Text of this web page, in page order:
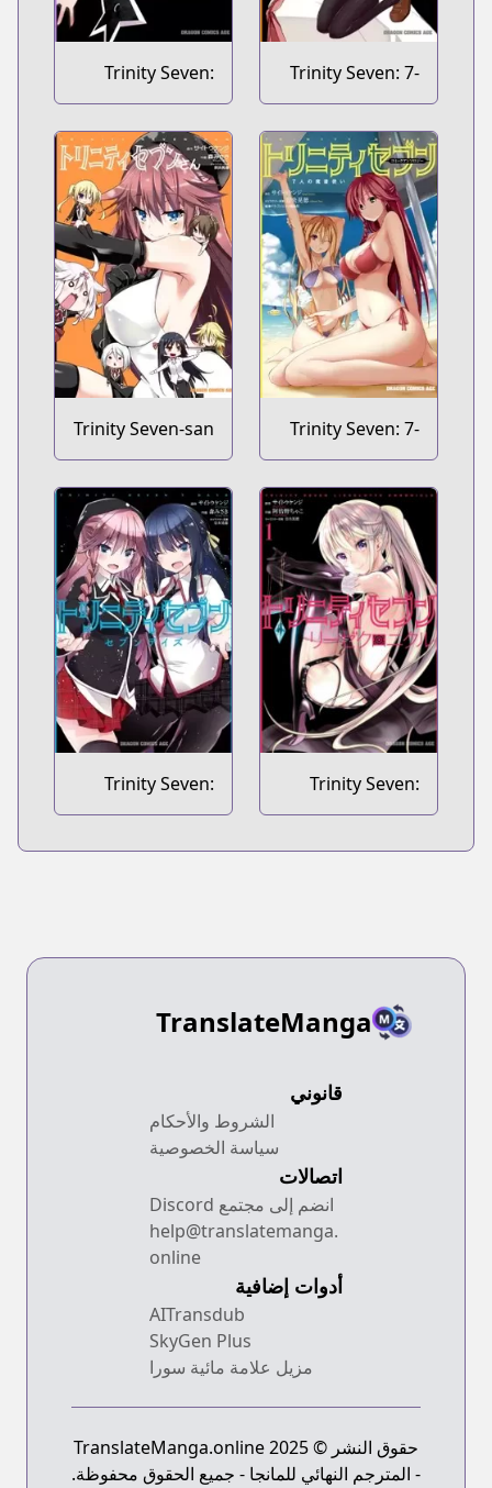
Trinity Seven: 7-
nin no
Mashotsukai
The Novel
Trinity Seven:
Levi Ninden
Trinity Seven: 7-
nin no
Mashotsukai
Comic Anthology
Trinity Seven-san
Trinity Seven:
Liese Chronicle
Trinity Seven:
Seven Days
TranslateManga
قانوني
الشروط والأحكام
سياسة الخصوصية
اتصالات
انضم إلى مجتمع Discord
help@translatemanga.
online
أدوات إضافية
AITransdub
SkyGen Plus
مزيل علامة مائية سورا
حقوق النشر © 2025 TranslateManga.online
- المترجم النهائي للمانجا - جميع الحقوق محفوظة.